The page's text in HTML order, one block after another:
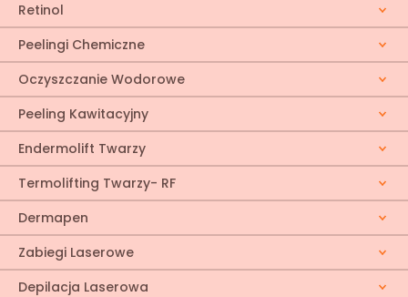
Retinol
Peelingi Chemiczne
Oczyszczanie Wodorowe
Peeling Kawitacyjny
Endermolift Twarzy
Termolifting Twarzy- RF
Dermapen
Zabiegi Laserowe
Depilacja Laserowa